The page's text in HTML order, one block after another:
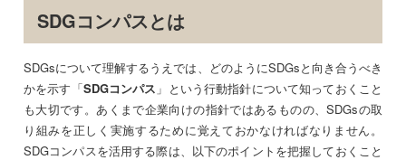
SDGコンパスとは
SDGsについて理解するうえでは、どのようにSDGsと向き合うべき
かを示す「SDGコンパス 」という行動指針について知っておくこと
も大切です。あくまで企業向けの指針ではあるものの、SDGsの取
り組みを正しく実施するために覚えておかなければなりません。
SDGコンパスを活用する際は、以下のポイントを把握しておくこと